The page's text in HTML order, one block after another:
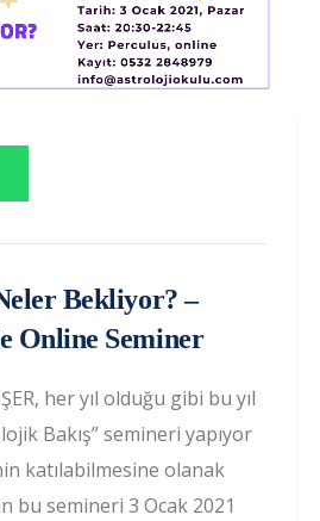
Bekliyor? –
Online Seminer
her yıl olduğu gibi bu yıl
Bakış” semineri yapıyor
katılabilmesine olanak
bu semineri 3 Ocak 2021